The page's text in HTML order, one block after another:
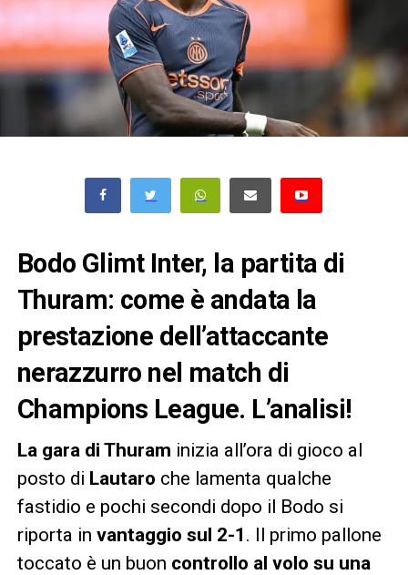
Bodo Glimt Inter, la partita di
Thuram: come è andata la
prestazione dell’attaccante
nerazzurro nel match di
Champions League. L’analisi!
La gara di Thuram inizia all’ora di gioco al
posto di Lautaro che lamenta qualche
fastidio e pochi secondi dopo il Bodo si
riporta in vantaggio sul 2-1 . Il primo pallone
toccato è un buon controllo al volo su una